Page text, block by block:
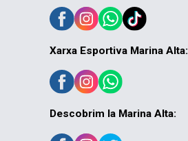
Xarxa Esportiva Marina Alta:
Descobrim la Marina Alta: